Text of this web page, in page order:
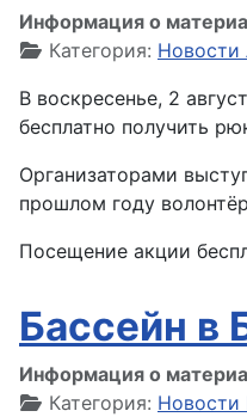
Информация о
Категория: Новости
В воскресенье, 2
бесплатно получить
Организаторами
прошлом году
Посещение акции
Бассейн в
Информация о
Категория: